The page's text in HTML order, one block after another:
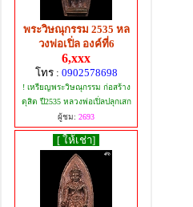
พระวิษณุกรรม 2535 หล
วงพ่อเปิ่ล องค์ที่6
6,xxx
โทร : 0902578698
! เหรียญพระวิษณุกรรม ก่อสร้าง
ดุสิต ปี2535 หลวงพ่อเปิ่ลปลุกเสก
ผู้ชม: 2693
[ ให้เช่า]